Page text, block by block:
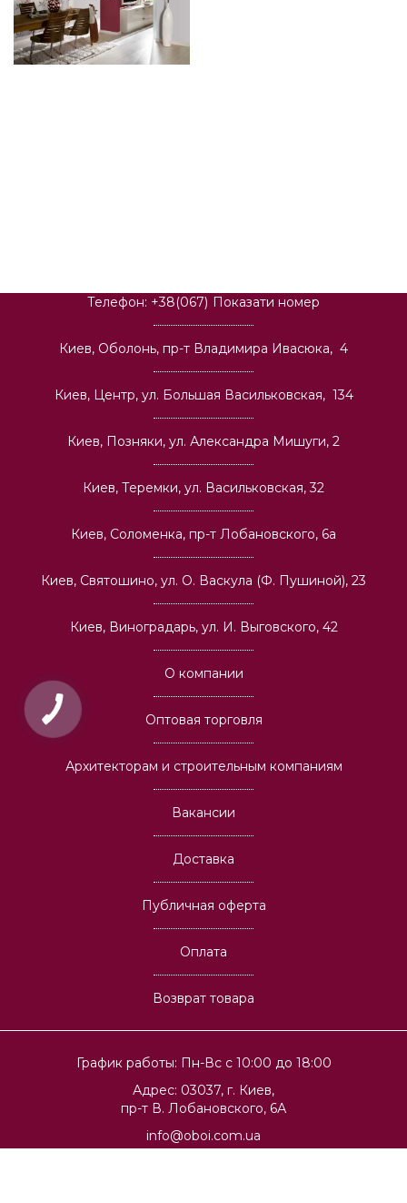
Телефон: +38(067) Показати номер
Киев, Оболонь, пр-т Владимира Ивасюка, 4
Киев, Центр, ул. Большая Васильковская, 134
Киев, Позняки, ул. Александра Мишуги, 2
Киев, Теремки, ул. Васильковская, 32
Киев, Соломенка, пр-т Лобановского, 6а
Киев, Святошино, ул. О. Васкула (Ф. Пушиной), 23
Киев, Виноградарь, ул. И. Выговского, 42
График работы: Пн-Вс с 10:00 до 18:00
Адрес: 03037, г. Киев,
пр-т В. Лобановского, 6А
info@oboi.com.ua
О компании
Оптовая торговля
Архитекторам и строительным компаниям
Вакансии
Доставка
Публичная оферта
Оплата
Возврат товара